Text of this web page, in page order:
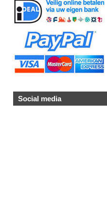
Social media